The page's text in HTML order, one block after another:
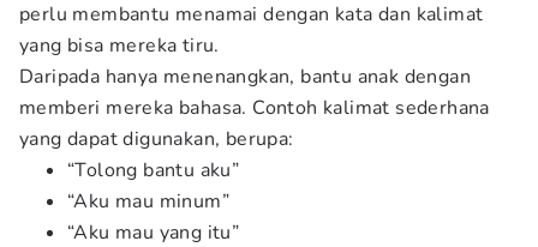
perlu membantu menamai dengan kata dan kalimat
yang bisa mereka tiru.
Daripada hanya menenangkan, bantu anak dengan
memberi mereka bahasa. Contoh kalimat sederhana
yang dapat digunakan, berupa:
“Tolong bantu aku”
“Aku mau minum”
“Aku mau yang itu”